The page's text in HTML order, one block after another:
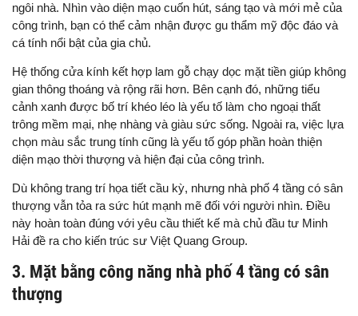
ngôi nhà. Nhìn vào diện mạo cuốn hút, sáng tạo và mới mẻ của
công trình, bạn có thể cảm nhận được gu thẩm mỹ độc đáo và
cá tính nổi bật của gia chủ.
Hệ thống cửa kính kết hợp lam gỗ chạy dọc mặt tiền giúp không
gian thông thoáng và rộng rãi hơn. Bên cạnh đó, những tiểu
cảnh xanh được bố trí khéo léo là yếu tố làm cho ngoại thất
trông mềm mại, nhẹ nhàng và giàu sức sống. Ngoài ra, việc lựa
chọn màu sắc trung tính cũng là yếu tố góp phần hoàn thiện
diện mạo thời thượng và hiện đại của công trình.
Dù không trang trí họa tiết cầu kỳ, nhưng nhà phố 4 tầng có sân
thượng vẫn tỏa ra sức hút mạnh mẽ đối với người nhìn. Điều
này hoàn toàn đúng với yêu cầu thiết kế mà chủ đầu tư Minh
Hải đề ra cho kiến trúc sư Việt Quang Group.
3. Mặt bằng công năng nhà phố 4 tầng có sân
thượng